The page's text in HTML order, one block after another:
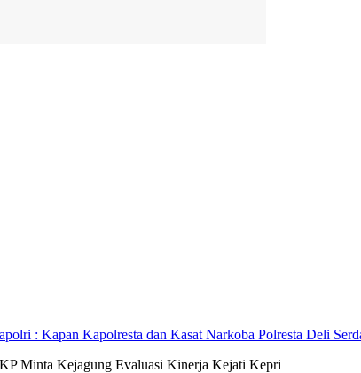
Nasional di Deli Serdang, Soroti Dugaan Kelalaian Panitia
Minta Kejagung Evaluasi Kinerja Kejati Kepri